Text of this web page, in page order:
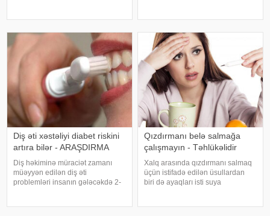
sağlamlıq problemlərinin əlamət
Diş əti xəstəliyi diabet riskini
artıra bilər - ARAŞDIRMA
Diş həkiminə müraciət zamanı
müəyyən edilən diş əti
problemləri insanın gələcəkdə 2-
Qızdırmanı belə salmağa
çalışmayın - Təhlükəlidir
Xalq arasında qızdırmanı salmaq
üçün istifadə edilən üsullardan
biri də ayaqları isti suya